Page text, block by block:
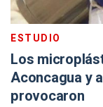
ESTUDIO
Los
Aconcagua y
provocaron